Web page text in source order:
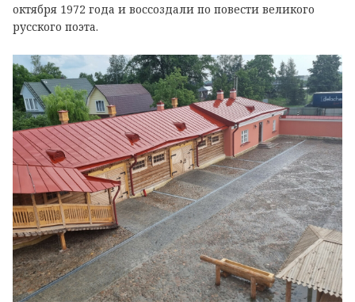
октября 1972 года и воссоздали по повести великого
русского поэта.